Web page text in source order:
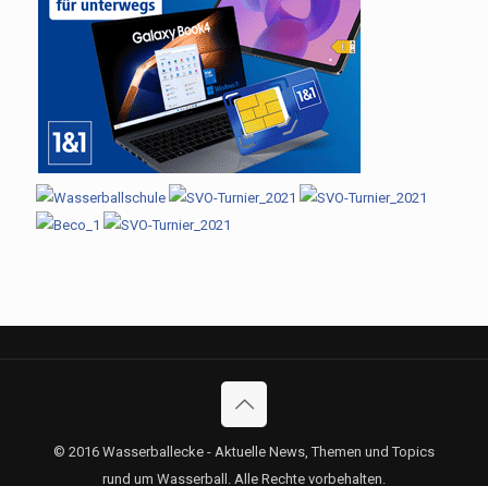
© 2016 Wasserballecke - Aktuelle News, Themen und Topics
rund um Wasserball. Alle Rechte vorbehalten.